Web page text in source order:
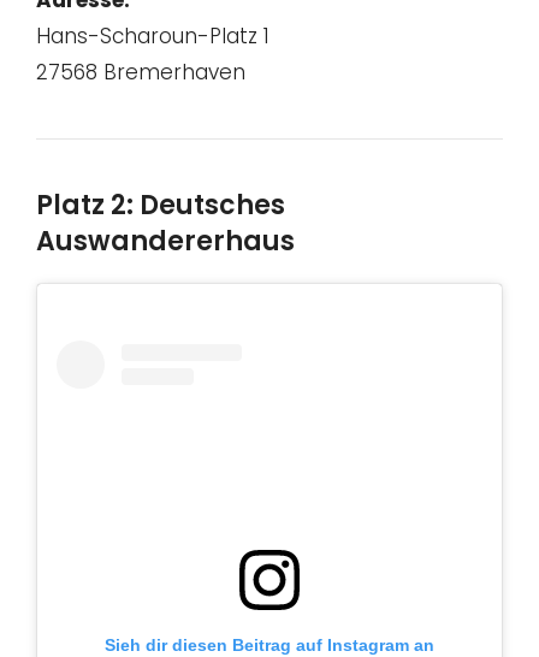
Hans-Scharoun-Platz 1
27568 Bremerhaven
Platz 2: Deutsches
Auswandererhaus
Sieh dir diesen Beitrag auf Instagram an